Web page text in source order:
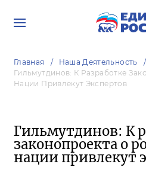
Главная Наша Деятельность
Гильмутдинов: К Разработке
Нации Привлекут Экспертов
Гильмутдинов: К
законопроекта о
нации привлекут